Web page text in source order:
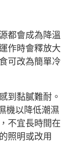
都會成為降溫
作時會釋放大
可改為簡單冷
到黏膩難耐。
機以降低潮濕
不宜長時間在
照明或改用